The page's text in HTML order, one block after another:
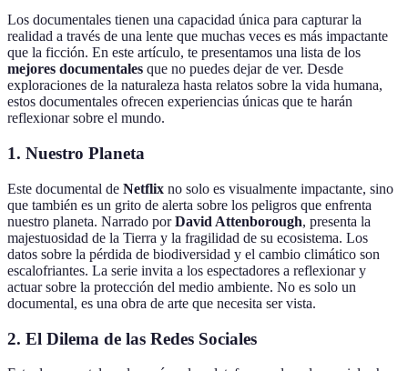
Los documentales tienen una capacidad única para capturar la
realidad a través de una lente que muchas veces es más impactante
que la ficción. En este artículo, te presentamos una lista de los
mejores documentales que no puedes dejar de ver. Desde
exploraciones de la naturaleza hasta relatos sobre la vida humana,
estos documentales ofrecen experiencias únicas que te harán
reflexionar sobre el mundo.
1. Nuestro Planeta
Este documental de Netflix no solo es visualmente impactante, sino
que también es un grito de alerta sobre los peligros que enfrenta
nuestro planeta. Narrado porDavid Attenborough, presenta la
majestuosidad de la Tierra y la fragilidad de su ecosistema. Los
datos sobre la pérdida de biodiversidad y el cambio climático son
escalofriantes. La serie invita a los espectadores a reflexionar y
actuar sobre la protección del medio ambiente. No es solo un
documental, es una obra de arte que necesita ser vista.
2. El Dilema de las Redes Sociales